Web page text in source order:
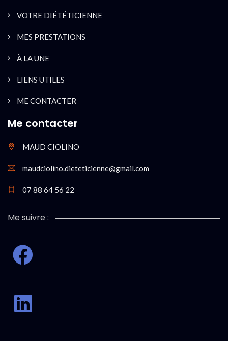
VOTRE DIÉTÉTICIENNE
MES PRESTATIONS
À LA UNE
LIENS UTILES
ME CONTACTER
Me contacter
MAUD CIOLINO
maudciolino.dieteticienne@gmail.com
07 88 64 56 22
Me suivre :